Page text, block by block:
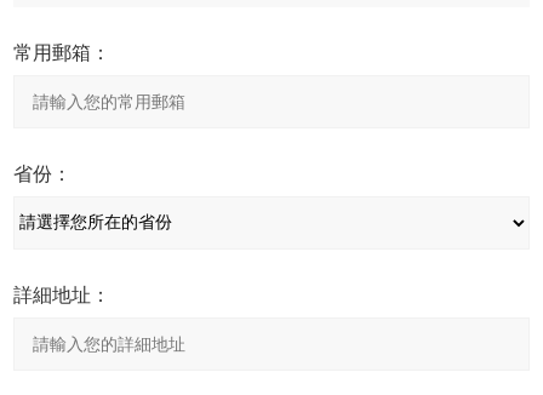
常用郵箱：
省份：
詳細地址：